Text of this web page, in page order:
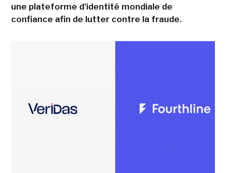
une plateforme d'identité mondiale de
confiance afin de lutter contre la fraude.